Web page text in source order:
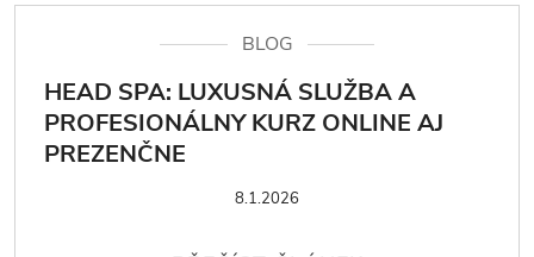
BLOG
HEAD SPA: LUXUSNÁ SLUŽBA A
PROFESIONÁLNY KURZ ONLINE AJ
PREZENČNE
8.1.2026